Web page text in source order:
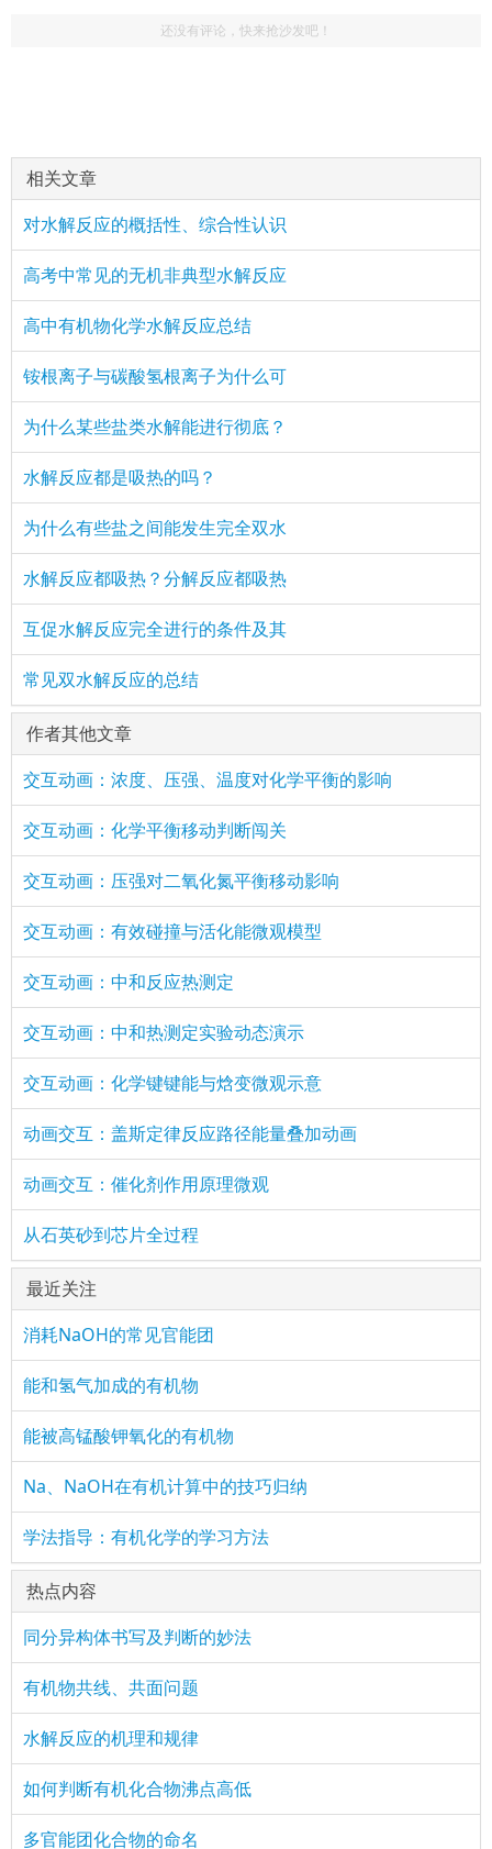
还没有评论，快来抢沙发吧！
相关文章
对水解反应的概括性、综合性认识
高考中常见的无机非典型水解反应
高中有机物化学水解反应总结
铵根离子与碳酸氢根离子为什么可
为什么某些盐类水解能进行彻底？
水解反应都是吸热的吗？
为什么有些盐之间能发生完全双水
水解反应都吸热？分解反应都吸热
互促水解反应完全进行的条件及其
常见双水解反应的总结
作者其他文章
交互动画：浓度、压强、温度对化学平衡的影响
交互动画：化学平衡移动判断闯关
交互动画：压强对二氧化氮平衡移动影响
交互动画：有效碰撞与活化能微观模型
交互动画：中和反应热测定
交互动画：中和热测定实验动态演示
交互动画：化学键键能与焓变微观示意
动画交互：盖斯定律反应路径能量叠加动画
动画交互：催化剂作用原理微观
从石英砂到芯片全过程
最近关注
消耗NaOH的常见官能团
能和氢气加成的有机物
能被高锰酸钾氧化的有机物
Na、NaOH在有机计算中的技巧归纳
学法指导：有机化学的学习方法
热点内容
同分异构体书写及判断的妙法
有机物共线、共面问题
水解反应的机理和规律
如何判断有机化合物沸点高低
多官能团化合物的命名